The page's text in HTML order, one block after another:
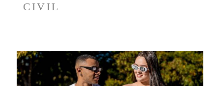
CIVIL